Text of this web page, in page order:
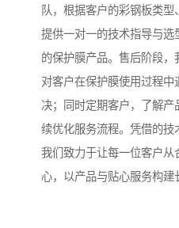
队，根据客户的彩钢板类型
提供一对一的技术指导与
的保护膜产品。售后阶段
对客户在保护膜使用过程
决；同时定期客户，了解
续优化服务流程。凭借的技
我们致力于让每一位客户
心，以产品与贴心服务构建